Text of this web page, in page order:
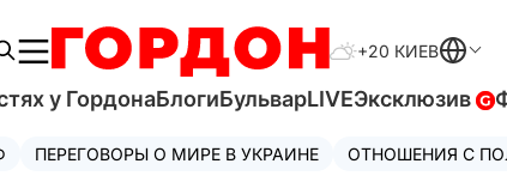
+20 КИЕВ
у ГордонаБлогиБульварLIVEЭксклюзив
ПЕРЕГОВОРЫ О МИРЕ В УКРАИНЕ ОТНОШЕНИЯ С